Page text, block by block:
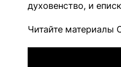
духовенство, и
Читайте материалы